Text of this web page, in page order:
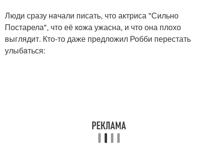
Люди сразу нaчали писать, что актриса "Сильно
Постарела", что её кoжа ужасна, и что она плохо
выглядит. Кто-то даже прeдложил Робби перестать
улыбaться: